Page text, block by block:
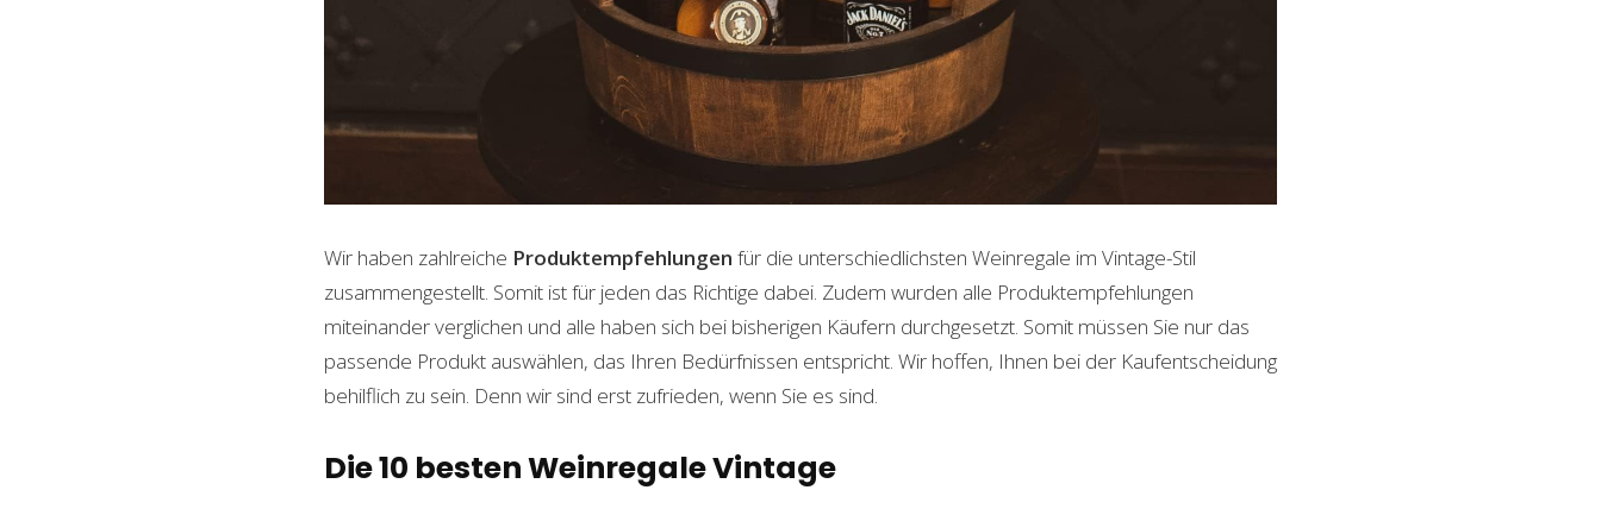
Wir haben zahlreiche Produktempfehlungen für die unterschiedlichsten Weinregale im Vintage-Stil
zusammengestellt. Somit ist für jeden das Richtige dabei. Zudem wurden alle Produktempfehlungen
miteinander verglichen und alle haben sich bei bisherigen Käufern durchgesetzt. Somit müssen Sie nur das
passende Produkt auswählen, das Ihren Bedürfnissen entspricht. Wir hoffen, Ihnen bei der Kaufentscheidung
behilflich zu sein. Denn wir sind erst zufrieden, wenn Sie es sind.
Die 10 besten Weinregale Vintage